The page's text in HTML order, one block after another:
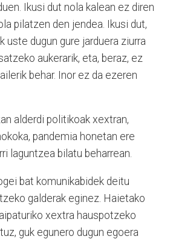
Ikusi dut nola kalean ez diren
pilatzen den jendea. Ikusi dut,
uste dugun gure jarduera ziurra
aukerarik, eta, beraz, ez
behar. Inor ez da ezeren
alderdi politikoak xextran,
pandemia honetan ere
laguntzea bilatu beharrean.
bat komunikabidek deitu
galderak eginez. Haietako
xextra hauspotzeko
guk egunero dugun egoera